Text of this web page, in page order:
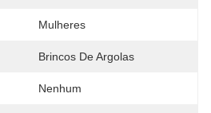
Mulheres
Brincos De Argolas
Nenhum